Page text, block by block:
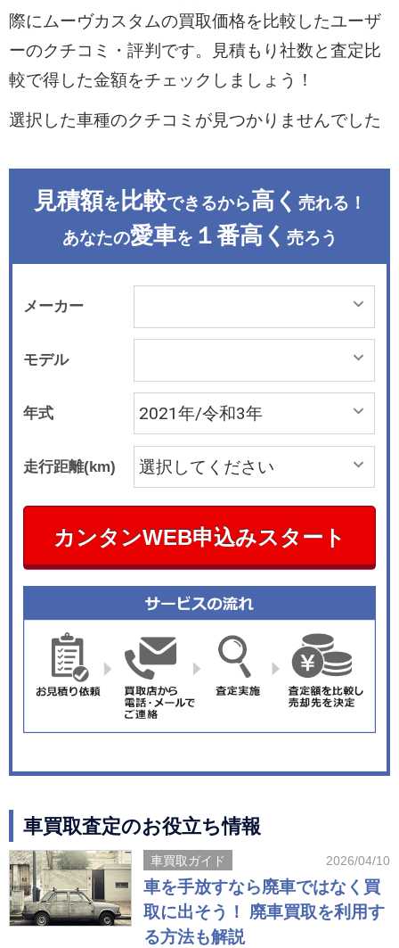
際にムーヴカスタムの買取価格を比較したユーザ
ーのクチコミ・評判です。見積もり社数と査定比
較で得した金額をチェックしましょう！
選択した車種のクチコミが見つかりませんでした
見積額を 比較できるから高く 売れる！
あなたの愛車を １番高く 売ろう
メーカー
モデル
年式
走行距離(km)
カンタンWEB申込みスタート
車買取査定のお役立ち情報
車買取ガイド 2026/04/10
車を手放すなら廃車ではなく買
取に出そう！ 廃車買取を利用す
る方法も解説